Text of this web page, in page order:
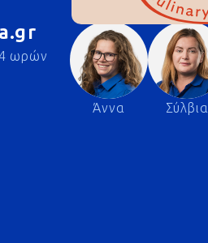
Άννα Σύλβια
ωρών